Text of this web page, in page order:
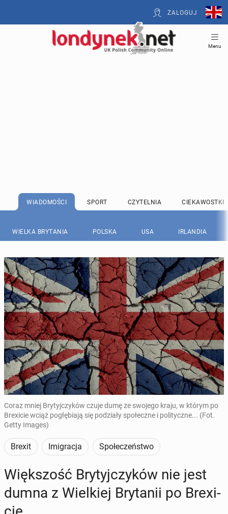
ZALOGUJ
Menu
WIADOMOŚCI SPORT CZYTELNIA CIEKAWOSTKI
WIELKA BRYTANIA POLSKA USA IRLANDIA
Coraz mniej Brytyjczyków czuje dumę ze swojego kraju, w którym po
Brexicie wciąż pogłębiają się podziały społeczne i polityczne... (Fot.
Getty Images)
Brexit Imigracja Społeczeństwo
Więk­szość Bry­tyj­czy­ków nie jest
dumna z Wiel­kiej Bry­ta­nii po Bre­xi­